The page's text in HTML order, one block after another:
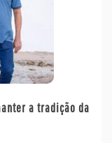
a tradição da